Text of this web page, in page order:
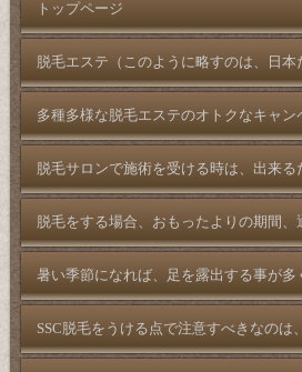
トップページ
脱毛エステ（このように略すのは、日本
多種多様な脱毛エステのオトクなキャン
脱毛サロンで施術を受ける時は、出来る
脱毛をする場合、おもったよりの期間、
暑い季節になれば、足を露出する事が多
SSC脱毛をうける点で注意すべきなのは